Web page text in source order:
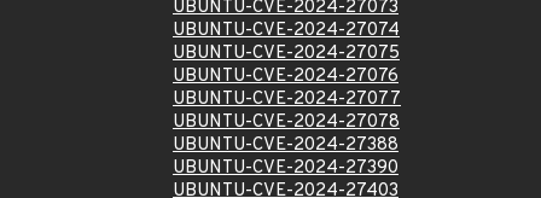
UBUNTU-CVE-2024-27073
UBUNTU-CVE-2024-27074
UBUNTU-CVE-2024-27075
UBUNTU-CVE-2024-27076
UBUNTU-CVE-2024-27077
UBUNTU-CVE-2024-27078
UBUNTU-CVE-2024-27388
UBUNTU-CVE-2024-27390
UBUNTU-CVE-2024-27403